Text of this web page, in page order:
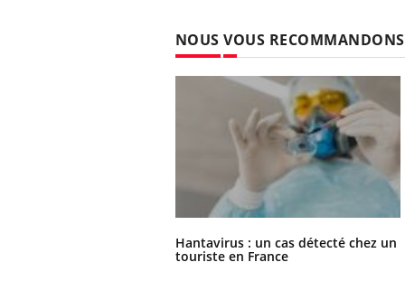
NOUS VOUS RECOMMANDONS
Hantavirus : un cas détecté chez un
touriste en France